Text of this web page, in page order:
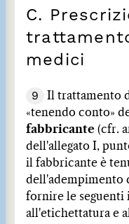
C.
medici
9
Il trattamento
«tenendo conto»
fabbricante (cfr.
dell'allegato I,
il fabbricante è
dell'adempimento
fornire le
all'etichettatura e